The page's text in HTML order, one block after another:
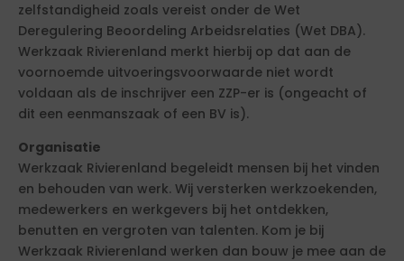
zelfstandigheid zoals vereist onder de Wet
Deregulering Beoordeling Arbeidsrelaties (Wet DBA).
Werkzaak Rivierenland merkt hierbij op dat aan de
voornoemde uitvoeringsvoorwaarde niet wordt
voldaan als de inschrijver een ZZP-er is (ongeacht of
dit een eenmanszaak of een BV is).
Organisatie
Werkzaak Rivierenland begeleidt mensen bij het vinden
en behouden van werk. Wij versterken werkzoekenden,
medewerkers en werkgevers bij het ontdekken,
benutten en vergroten van talenten. Kom je bij
Werkzaak Rivierenland werken dan bouw je mee aan de